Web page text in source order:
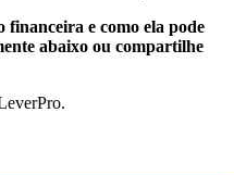
financeira e como ela pode
abaixo ou compartilhe